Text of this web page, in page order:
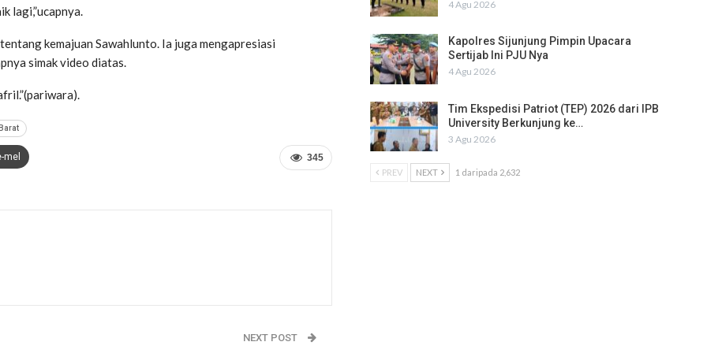
lagi,”ucapnya.
kemajuan Sawahlunto. Ia juga mengapresiasi
simak video diatas.
345
mel
NEXT POST
4 Agu 2026
Kapolres Sijunjung Pimpin Upacara
Sertijab Ini PJU Nya
4 Agu 2026
Tim Ekspedisi Patriot (TEP) 2026 dari IPB
University Berkunjung ke…
3 Agu 2026
PREV NEXT 1 daripada 2,632